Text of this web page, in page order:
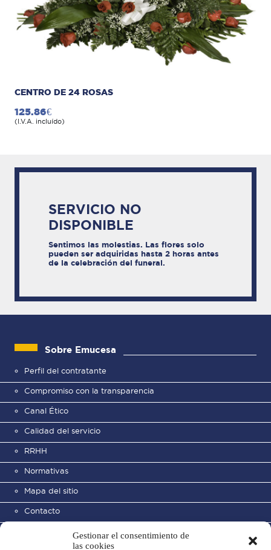
Gestionar el consentimiento de
las cookies
CENTRO DE 24 ROSAS
125.86€
(I.V.A. incluído)
SERVICIO NO
DISPONIBLE
Sentimos las molestias. Las flores solo
pueden ser adquiridas hasta 2 horas antes
de la celebración del funeral.
Sobre Emucesa
Perfil del contratante
Compromiso con la transparencia
Canal Ético
Calidad del servicio
RRHH
Normativas
Mapa del sitio
Contacto